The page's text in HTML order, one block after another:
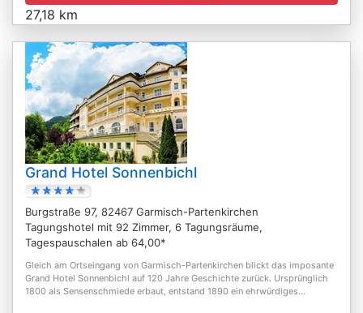
27,18 km
Grand Hotel Sonnenbichl
Burgstraße 97, 82467 Garmisch-Partenkirchen
Tagungshotel mit 92 Zimmer, 6 Tagungsräume,
Tagespauschalen ab 64,00*
Gleich am Ortseingang von Garmisch-Partenkirchen blickt das imposante
Grand Hotel Sonnenbichl auf 120 Jahre Geschichte zurück. Ursprünglich
1800 als Sensenschmiede erbaut, entstand 1890 ein ehrwürdiges...